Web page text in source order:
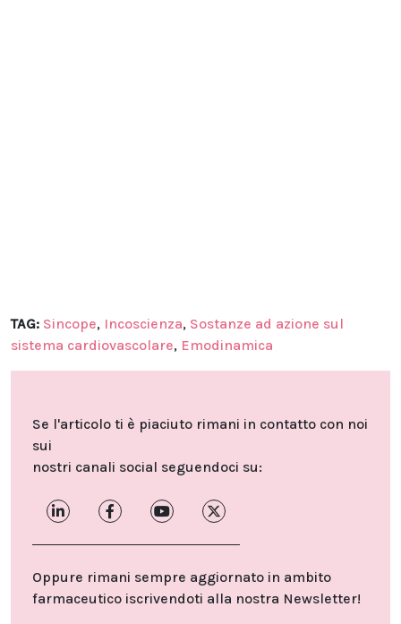
TAG: Sincope, Incoscienza, Sostanze ad azione sul
sistema cardiovascolare, Emodinamica
Se l'articolo ti è piaciuto rimani in contatto con noi
sui
nostri canali social seguendoci su:
Oppure rimani sempre aggiornato in ambito
farmaceutico iscrivendoti alla nostra Newsletter!